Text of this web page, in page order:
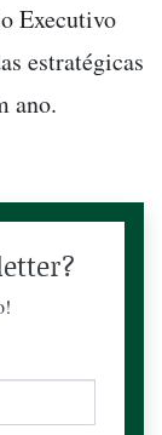
Executivo
estratégicas
ano.